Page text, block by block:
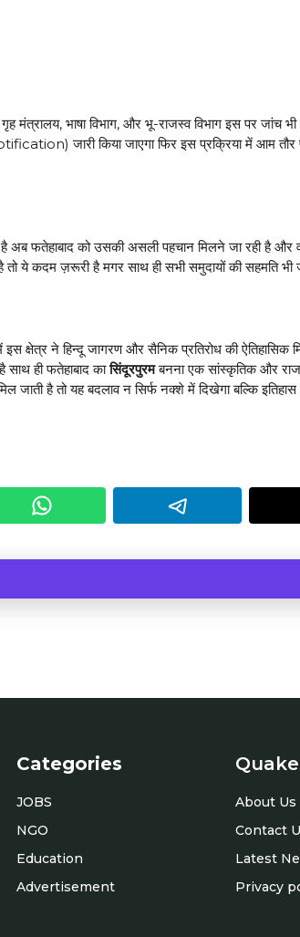
मंत्रालय, भाषा विभाग, और भू-राजस्व विभाग इस पर जांच
जारी किया जाएगा फिर इस प्रक्रिया में आम
है अब फतेहाबाद को उसकी असली पहचान मिलने जा रही है और
तो ये कदम ज़रूरी है मगर साथ ही सभी समुदायों की सहमति भी
क्षेत्र ने हिन्दू जागरण और सैनिक प्रतिरोध की ऐतिहासिक
साथ ही फतेहाबाद कासिंदूरपुरमबनना एक सांस्कृतिक और
जाती है तो यह बदलाव न सिर्फ नक्शे में दिखेगा बल्कि
Categories
JOBS
NGO
Education
Advertisement
About Us
Contact
Latest
Privacy